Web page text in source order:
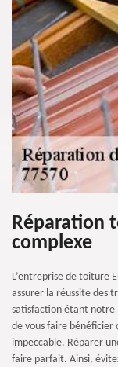
Réparation
complexe
L’entreprise de toiture
assurer la réussite des
satisfaction étant notre
de vous faire bénéficier
impeccable. Réparer
faire parfait. Ainsi,